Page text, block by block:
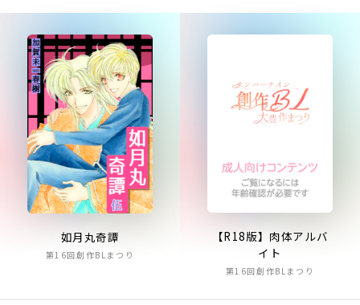
如月丸奇譚
第16回創作BLまつり
【R18版】肉体アルバ
イト
第16回創作BLまつり